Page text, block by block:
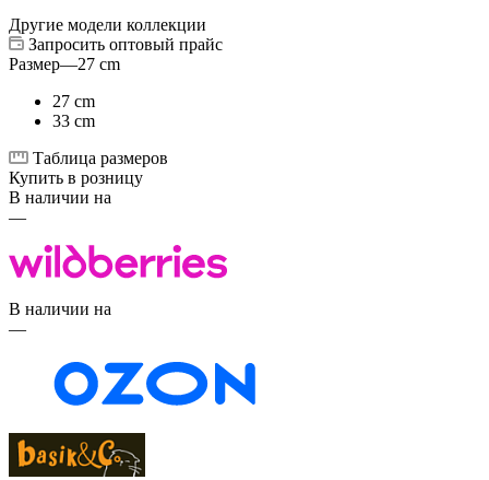
Другие модели коллекции
Запросить оптовый прайс
Размер—27 cm
27 cm
33 cm
Таблица размеров
Купить в розницу
В наличии на
—
В наличии на
—